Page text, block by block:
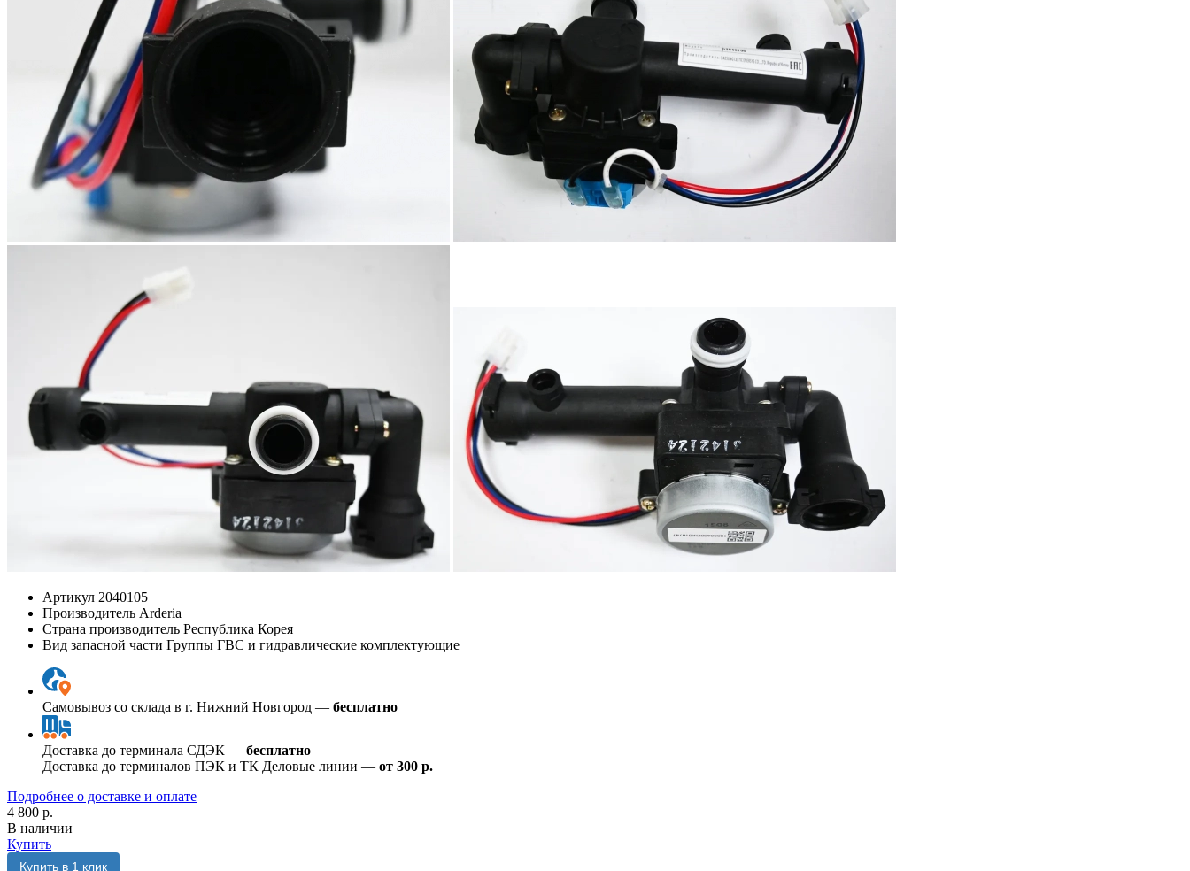
Артикул 2040105
Производитель Arderia
Страна производитель Республика Корея
Вид запасной части Группы ГВС и гидравлические комплектующие
Самовывоз со склада в г. Нижний Новгород — бесплатно
Доставка до терминала СДЭК — бесплатно
Доставка до терминалов ПЭК и ТК Деловые линии — от 300 р.
Подробнее о доставке и оплате
4 800 р.
В наличии
Купить
Купить в 1 клик